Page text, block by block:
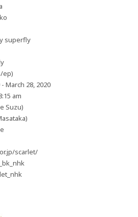
superfly
ep)
March 28, 2020
am
Suzu)
scarlet/